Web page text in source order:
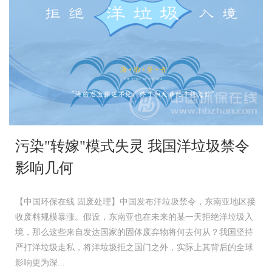
污染"转嫁"模式失灵 我国洋垃圾禁令
影响几何
【中国环保在线 固废处理】中国发布洋垃圾禁令，东南亚地区接
收废料规模暴涨。假设，东南亚也在未来的某一天拒绝洋垃圾入
境，那么这些来自发达国家的固体废弃物将何去何从？我国坚持
严打洋垃圾走私，将洋垃圾拒之国门之外，实际上其背后的全球
影响更为深...